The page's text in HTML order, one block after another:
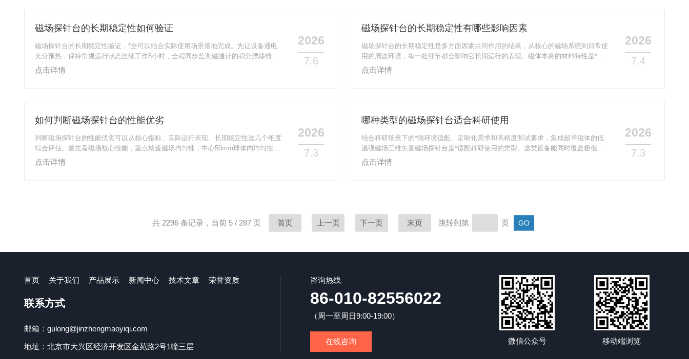
磁场探针台的长期稳定性如何验证
磁场探针台的长期稳定性验证，*全可以结合实际使用场景落地完成。先让设备通电
充分预热，保持常规运行状态连续工作8小时，全程同步监测磁通计的积分漂移情
况，确认调零功能全程正常，不会出现难以校准的零点偏移问题。在设备的标准工作
温区5℃到40℃之间，设置多个均匀分布的温度梯度点，持续记录不同温度档位下的
点击详情
2026
7.6
磁场探针台的长期稳定性有哪些影响因素
磁场探针台的长期稳定性是多方面因素共同作用的结果，从核心的磁场系统到日常使
用的周边环境，每一处细节都会影响它长期运行的表现。磁体本身的材料特性是*基
础的影响项，永磁体的温度系数、长期使用后的磁畴结构变化，还有超导磁体配套励
磁电源的缓慢漂移，都会让磁场强度随着运行时间慢慢衰减，磁体周边不慎带入的铁
点击详情
2026
7.4
如何判断磁场探针台的性能优劣
判断磁场探针台的性能优劣可以从核心指标、实际运行表现、长期稳定性这几个维度
综合评估。首先看磁场核心性能，重点核查磁场均匀性，中心50mm球体内均匀性达
标才不会出现边缘效应干扰测试数据，同时确认磁场强度的实际稳定性，连续运行4
小时的波动要控制在50ppm/h以内，断电后的剩磁强度也不能过高，避免残留磁场影
点击详情
2026
7.3
哪种类型的磁场探针台适合科研使用
结合科研场景下的*端环境适配、定制化需求和高精度测试要求，‌集成超导磁体的低
温强磁场三维矢量磁场探针台‌是*适配科研使用的类型。这类设备能同时覆盖极低
温、强磁场、高真空的*端测试条件，磁场强度*高可达9T甚至更高，*低温度可下探
至3.5K，部分无液氦闭循环制冷型号无需频繁补充液氦，长期使用的稳定性和便捷性
点击详情
2026
7.3
共 2296 条记录，当前 5 / 287 页 首页 上一页 下一页 末页 跳转到第 页
首页 关于我们 产品展示 新闻中心 技术文章 荣誉资质
联系方式
邮箱：gulong@jinzhengmaoyiqi.com
地址：北京市大兴区经济开发区金苑路2号1幢三层
咨询热线
86-010-82556022
（周一至周日9:00-19:00）
在线咨询 微信公众号 移动端浏览